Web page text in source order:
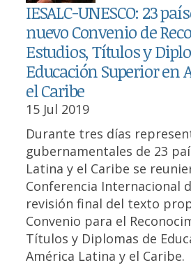
IESALC-UNESCO: 23
nuevo Convenio de
Estudios, Títulos y
Educación Superior en
el Caribe
15 Jul 2019
Durante tres días
gubernamentales de 23
Latina y el Caribe se
Conferencia Internacional
revisión final del texto
Convenio para el
Títulos y Diplomas de
América Latina y el Caribe.